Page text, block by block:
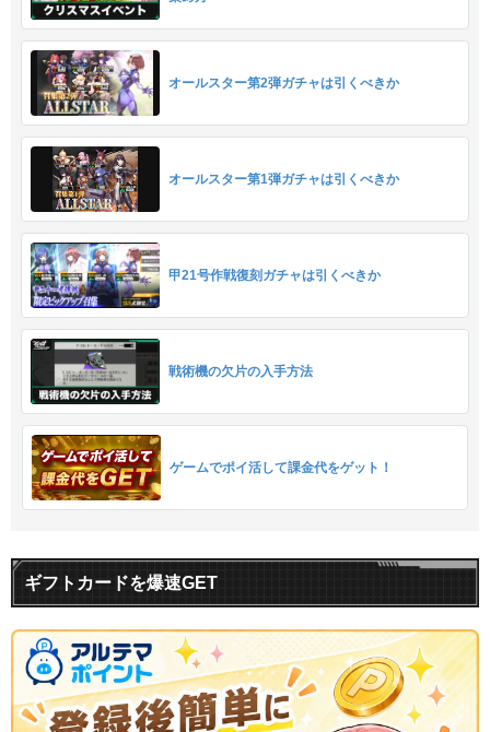
オールスター第2弾ガチャは引くべきか
オールスター第1弾ガチャは引くべきか
甲21号作戦復刻ガチャは引くべきか
戦術機の欠片の入手方法
ゲームでポイ活して課金代をゲット！
ギフトカードを爆速GET